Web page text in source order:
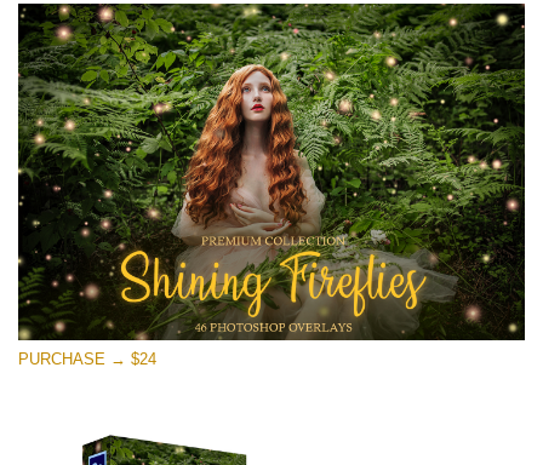
Small 800*533px
Shining Fireflies
(46 Overlays)
Large 6000*4000px
Bokeh Collection (650 Overlays)
Large 6000*4000px
Entire Collection
(1783 Overlays)
PURCHASE → $24